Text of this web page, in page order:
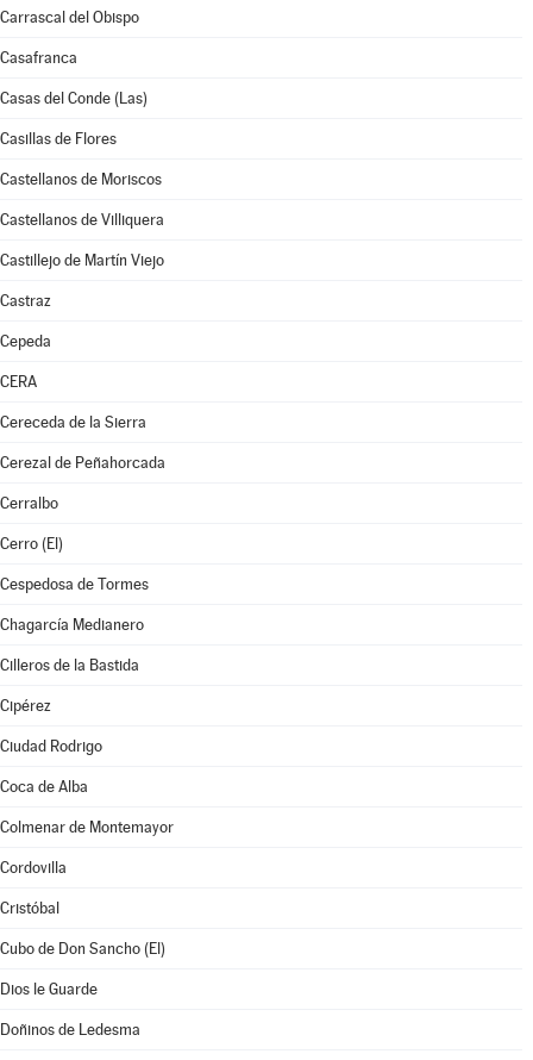
Carrascal del Obispo
Casafranca
Casas del Conde (Las)
Casillas de Flores
Castellanos de Moriscos
Castellanos de Villiquera
Castillejo de Martín Viejo
Castraz
Cepeda
CERA
Cereceda de la Sierra
Cerezal de Peñahorcada
Cerralbo
Cerro (El)
Cespedosa de Tormes
Chagarcía Medianero
Cilleros de la Bastida
Cipérez
Ciudad Rodrigo
Coca de Alba
Colmenar de Montemayor
Cordovilla
Cristóbal
Cubo de Don Sancho (El)
Dios le Guarde
Doñinos de Ledesma